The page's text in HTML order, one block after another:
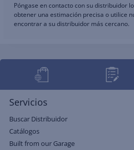
Póngase en contacto con su distribuidor
obtener una estimación precisa o utilice
encontrar a su distribuidor más cercano.
Servicios
Buscar Distribuidor
Catálogos
Built from our Garage